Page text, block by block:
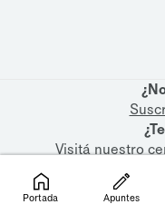
Visitá nuestro
Portada Apuntes